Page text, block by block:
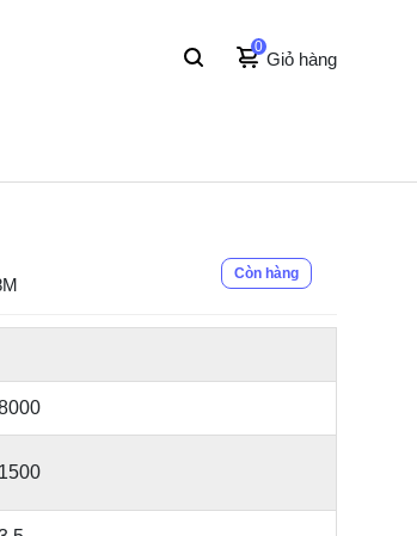
0
Giỏ hàng
Còn hàng
1500